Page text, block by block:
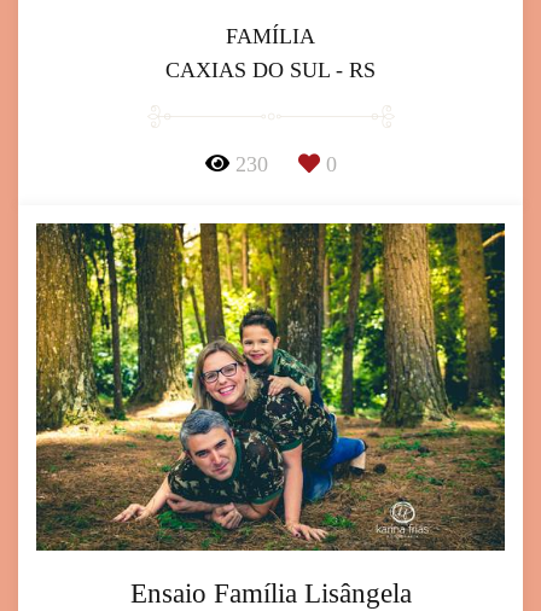
FAMÍLIA
CAXIAS DO SUL - RS
230 0
Ensaio Família Lisângela